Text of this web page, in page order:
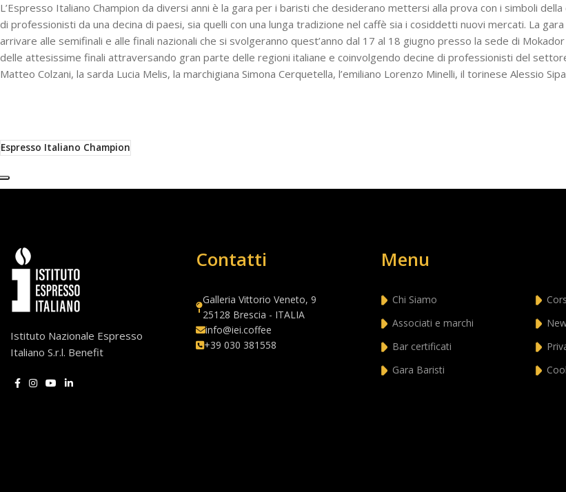
L’Espresso Italiano Champion da diversi anni è la gara per i baristi che desiderano mettersi alla prova con i simboli
di professionisti da una decina di paesi, sia quelli con una lunga tradizione nel caffè sia i cosiddetti nuovi mercati. La
arrivare alle semifinali e alle finali nazionali che si svolgeranno quest’anno dal 17 al 18 giugno presso la sede di
delle attesissime finali attraversando gran parte delle regioni italiane e coinvolgendo decine di professionisti del
Matteo Colzani, la sarda Lucia Melis, la marchigiana Simona Cerquetella, l’emiliano Lorenzo Minelli, il torinese Alessio
Espresso Italiano Champion
Istituto Nazionale Espresso
Italiano S.r.l. Benefit
Contatti
Galleria Vittorio Veneto, 9
25128 Brescia - ITALIA
info@iei.coffee
+39 030 381558
Menu
Chi Siamo
Associati e marchi
Bar certificati
Gara Baristi